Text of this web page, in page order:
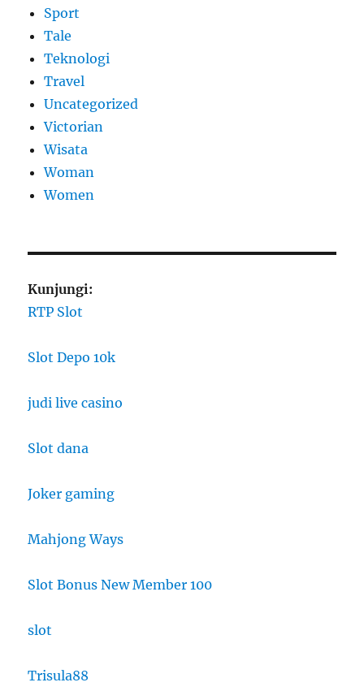
Sport
Tale
Teknologi
Travel
Uncategorized
Victorian
Wisata
Woman
Women
Kunjungi:
RTP Slot
Slot Depo 10k
judi live casino
Slot dana
Joker gaming
Mahjong Ways
Slot Bonus New Member 100
slot
Trisula88